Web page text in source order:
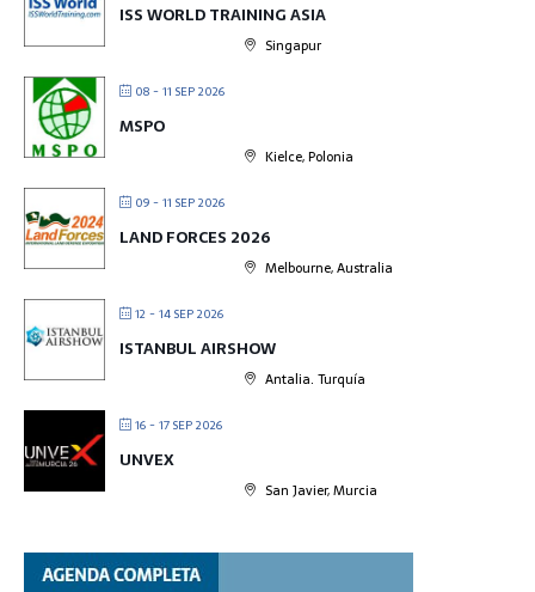
ISS WORLD TRAINING ASIA
Singapur
08 - 11 SEP 2026
MSPO
Kielce, Polonia
09 - 11 SEP 2026
LAND FORCES 2026
Melbourne, Australia
12 - 14 SEP 2026
ISTANBUL AIRSHOW
Antalia. Turquía
16 - 17 SEP 2026
UNVEX
San Javier, Murcia